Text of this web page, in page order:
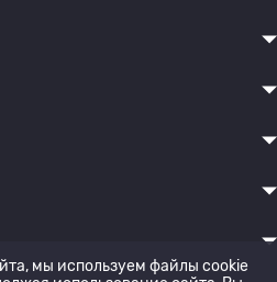
мы используем файлы cookie